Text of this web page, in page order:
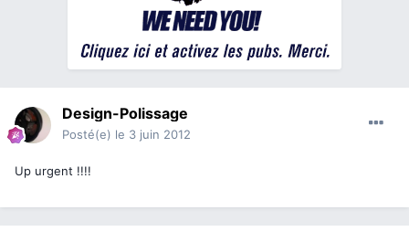
Design-Polissage
Posté(e) le 3 juin 2012
Up urgent !!!!